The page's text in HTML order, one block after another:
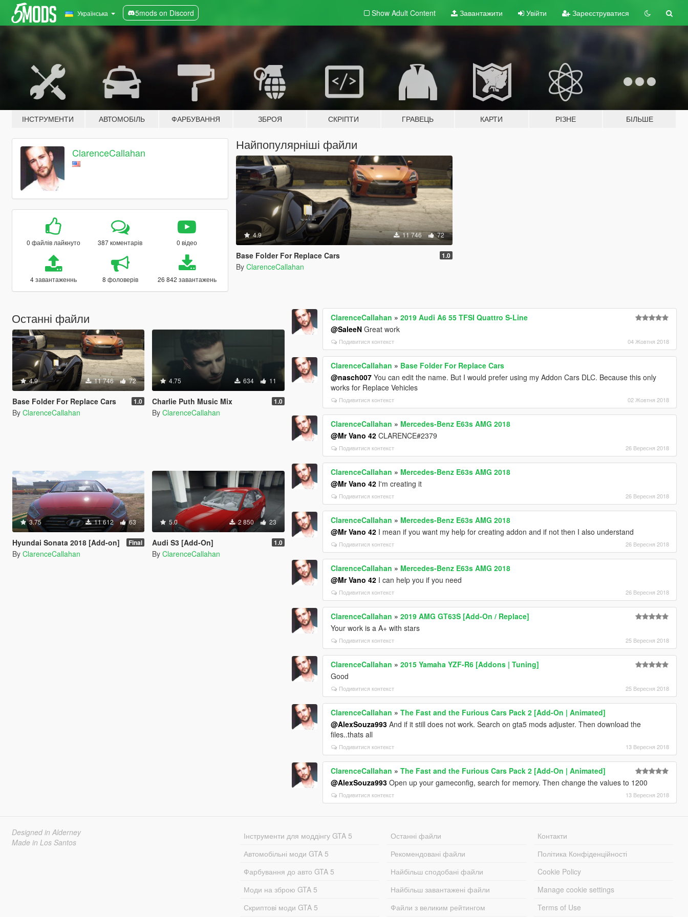
Українська 5mods on Discord Show Adult Content Завантажити Увійти Зареєструватися
ІНСТРУМЕНТИ АВТОМОБІЛЬ ФАРБУВАННЯ ЗБРОЯ СКРІПТИ ГРАВЕЦЬ КАРТИ РІЗНЕ БІЛЬШЕ
ClarenceCallahan
0 файлів лайкнуто 387 коментарів 0 відео
4 завантаженнь 8 фоловерів 26 842 завантажень
Найпопулярніші файли
4.9 11 746 72
Base Folder For Replace Cars 1.0
By ClarenceCallahan
Останні файли
4.9 11 746 72
Base Folder For Replace Cars 1.0
By ClarenceCallahan
4.75 634 11
Charlie Puth Music Mix 1.0
By ClarenceCallahan
3.75 11 612 63
Hyundai Sonata 2018 [Add-on] Final
By ClarenceCallahan
5.0 2 850 23
Audi S3 [Add-On] 1.0
By ClarenceCallahan
ClarenceCallahan »2019 Audi A6 55 TFSI Quattro S-Line
@SaleeN Great work
Подивитися контекст 04 Жовтня 2018
ClarenceCallahan » Base Folder For Replace Cars
@nasch007 You can edit the name. But I would prefer using my Addon Cars DLC. Because this only
works for Replace Vehicles
Подивитися контекст 02 Жовтня 2018
ClarenceCallahan » Mercedes-Benz E63s AMG 2018
@Mr Vano 42 CLARENCE#2379
Подивитися контекст 26 Вересня 2018
ClarenceCallahan » Mercedes-Benz E63s AMG 2018
@Mr Vano 42 I'm creating it
Подивитися контекст 26 Вересня 2018
ClarenceCallahan » Mercedes-Benz E63s AMG 2018
@Mr Vano 42 I mean if you want my help for creating addon and if not then I also understand
Подивитися контекст 26 Вересня 2018
ClarenceCallahan » Mercedes-Benz E63s AMG 2018
@Mr Vano 42 I can help you if you need
Подивитися контекст 26 Вересня 2018
ClarenceCallahan »2019 AMG GT63S [Add-On / Replace]
Your work is a A+ with stars
Подивитися контекст 25 Вересня 2018
ClarenceCallahan »2015 Yamaha YZF-R6 [Addons | Tuning]
Good
Подивитися контекст 25 Вересня 2018
ClarenceCallahan »The Fast and the Furious Cars Pack 2 [Add-On | Animated]
@AlexSouza993 And if it still does not work. Search on gta5 mods adjuster. Then download the
files..thats all
Подивитися контекст 13 Вересня 2018
ClarenceCallahan »The Fast and the Furious Cars Pack 2 [Add-On | Animated]
@AlexSouza993 Open up your gameconfig, search for memory. Then change the values to 1200
Подивитися контекст 13 Вересня 2018
Designed in Alderney
Made in Los Santos
Інструменти для моддінгу GTA 5
Автомобільні моди GTA 5
Фарбування до авто GTA 5
Моди на зброю GTA 5
Скриптові моди GTA 5
Останні файли
Рекомендовані файли
Найбільш сподобані файли
Найбільш завантажені файли
Файли з великим рейтингом
Контакти
Політика Конфіденційності
Cookie Policy
Manage cookie settings
Terms of Use